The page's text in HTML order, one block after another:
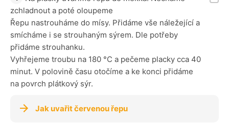
zchladnout a poté oloupeme
Řepu nastrouháme do mísy. Přidáme vše náležející a
smícháme i se strouhaným sýrem. Dle potřeby
přidáme strouhanku.
Vyhřejeme troubu na 180 °C a pečeme placky cca 40
minut. V polovině času otočíme a ke konci přidáme
na povrch plátkový sýr.
Jak uvařit červenou řepu